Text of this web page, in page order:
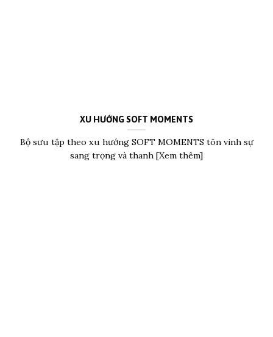
XU HƯỚNG SOFT MOMENTS
Bộ sưu tập theo xu hướng SOFT MOMENTS tôn vinh sự
sang trọng và thanh [Xem thêm]